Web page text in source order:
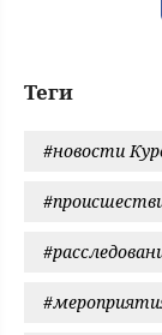
Теги
#новости